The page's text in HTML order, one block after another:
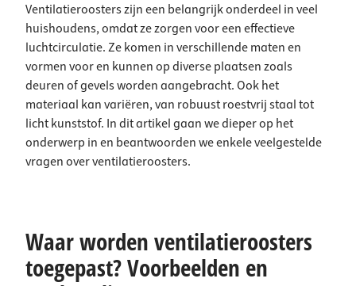
Ventilatieroosters zijn een belangrijk onderdeel in veel
huishoudens, omdat ze zorgen voor een effectieve
luchtcirculatie. Ze komen in verschillende maten en
vormen voor en kunnen op diverse plaatsen zoals
deuren of gevels worden aangebracht. Ook het
materiaal kan variëren, van robuust roestvrij staal tot
licht kunststof. In dit artikel gaan we dieper op het
onderwerp in en beantwoorden we enkele veelgestelde
vragen over ventilatieroosters.
Waar worden ventilatieroosters
toegepast? Voorbeelden en